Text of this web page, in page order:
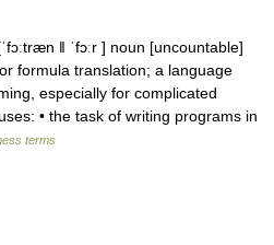
ǁ ˈfɔːr ] noun [uncountable]
formula translation; a language
especially for complicated
• the task of writing programs in
terms